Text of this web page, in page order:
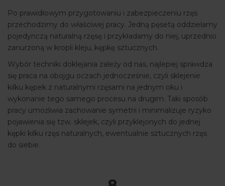
Po prawidłowym przygotowaniu i zabezpieczeniu rzęs
przechodzimy do właściwej pracy. Jedną pęsetą oddzielamy
pojedynczą naturalną rzęsę i przykładamy do niej, uprzednio
zanurzoną w kropli kleju, kępkę sztucznych.
Wybór techniki doklejania zależy od nas, najlepiej sprawdza
się praca na obojgu oczach jednocześnie, czyli sklejenie
kilku kępek z naturalnymi rzęsami na jednym oku i
wykonanie tego samego procesu na drugim. Taki sposób
pracy umożliwia zachowanie symetrii i minimalizuje ryzyko
pojawienia się tzw. sklejek, czyli przyklejonych do jednej
kępki kilku rzęs naturalnych, ewentualnie sztucznych rzęs
do siebie.